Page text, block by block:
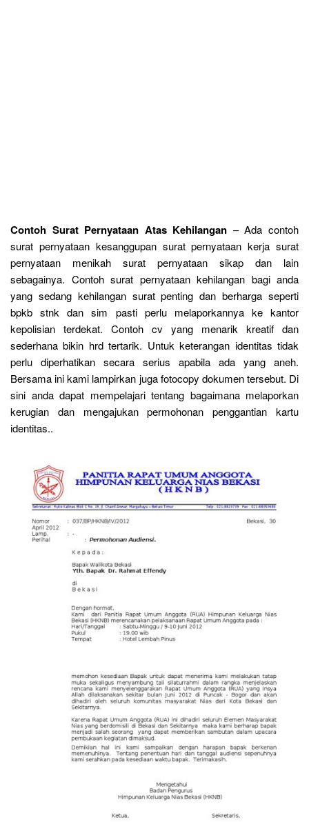
Contoh Surat Pernyataan Atas Kehilangan – Ada contoh
surat pernyataan kesanggupan surat pernyataan kerja surat
pernyataan menikah surat pernyataan sikap dan lain
sebagainya. Contoh surat pernyataan kehilangan bagi anda
yang sedang kehilangan surat penting dan berharga seperti
bpkb stnk dan sim pasti perlu melaporkannya ke kantor
kepolisian terdekat. Contoh cv yang menarik kreatif dan
sederhana bikin hrd tertarik. Untuk keterangan identitas tidak
perlu diperhatikan secara serius apabila ada yang aneh.
Bersama ini kami lampirkan juga fotocopy dokumen tersebut. Di
sini anda dapat mempelajari tentang bagaimana melaporkan
kerugian dan mengajukan permohonan penggantian kartu
identitas..